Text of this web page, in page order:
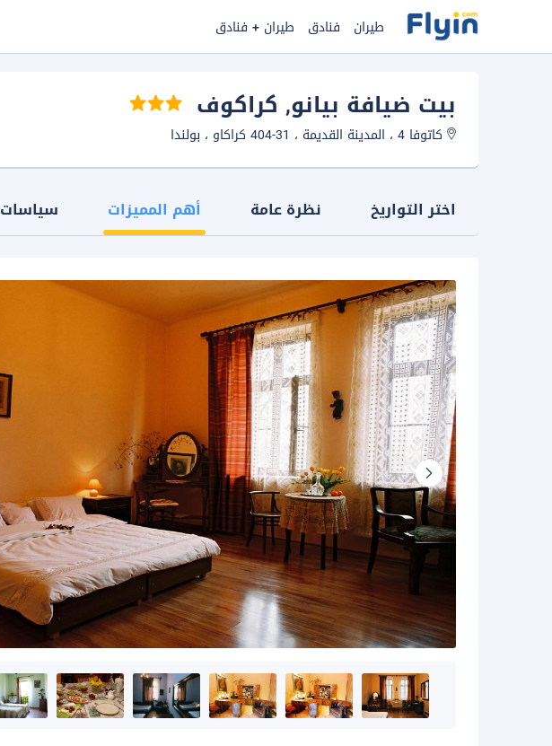
طيران فنادق طيران + فنادق
بيت ضيافة بيانو, كراكوف
كاتوفا 4 ، المدينة القديمة ، 31-404 كراكاو ، بولندا
اختر التواريخ نظرة عامة أهم المميزات سياسات